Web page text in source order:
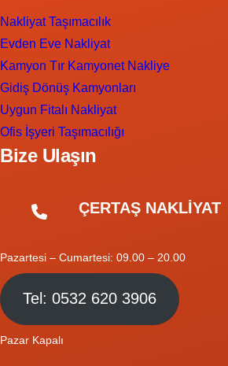
Nakliyat Taşımacılık
Evden Eve Nakliyat
Kamyon Tır Kamyonet Nakliye
Gidiş Dönüş Kamyonları
Uygun Fitalı Nakliyat
Ofis İşyeri Taşımacılığı
Bize Ulaşın
ÇERTAŞ NAKLİYAT
Pazartesi – Cumartesi: 09.00 – 20.00
Tel: 0532 620 3906
Pazar Kapalı